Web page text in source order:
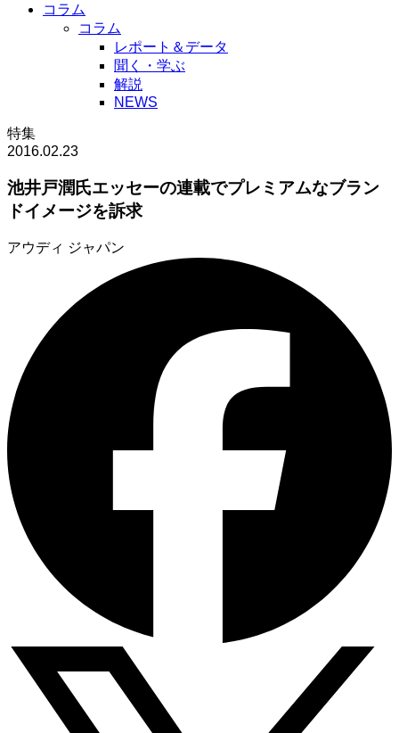
コラム
コラム
レポート＆データ
聞く・学ぶ
解説
NEWS
特集
2016.02.23
池井戸潤氏エッセーの連載でプレミアムなブラン
ドイメージを訴求
アウディ ジャパン